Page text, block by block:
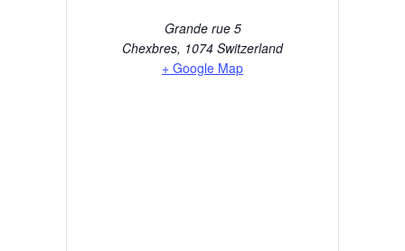
Grande rue 5
Chexbres, 1074 Switzerland
+ Google Map